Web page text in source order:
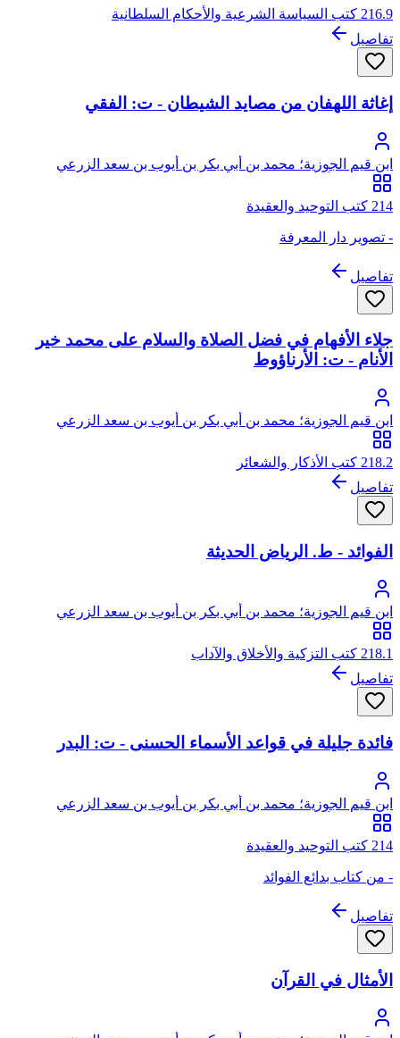
216.9 كتب السياسة الشرعية والأحكام السلطانية
تفاصيل
إغاثة اللهفان من مصايد الشيطان - ت: الفقي
ابن قيم الجوزية؛ محمد بن أبي بكر بن أيوب بن سعد الزرعي
الدمشقي، أبو عبد الله، شمس الدين
214 كتب التوحيد والعقيدة
- تصوير دار المعرفة
تفاصيل
جلاء الأفهام في فضل الصلاة والسلام على محمد خير
الأنام - ت: الأرناؤوط
ابن قيم الجوزية؛ محمد بن أبي بكر بن أيوب بن سعد الزرعي
الدمشقي، أبو عبد الله، شمس الدين
218.2 كتب الأذكار والشعائر
تفاصيل
الفوائد - ط. الرياض الحديثة
ابن قيم الجوزية؛ محمد بن أبي بكر بن أيوب بن سعد الزرعي
الدمشقي، أبو عبد الله، شمس الدين
218.1 كتب التزكية والأخلاق والآداب
تفاصيل
فائدة جليلة في قواعد الأسماء الحسنى - ت: البدر
ابن قيم الجوزية؛ محمد بن أبي بكر بن أيوب بن سعد الزرعي
الدمشقي، أبو عبد الله، شمس الدين
214 كتب التوحيد والعقيدة
- من كتاب بدائع الفوائد
تفاصيل
الأمثال في القرآن